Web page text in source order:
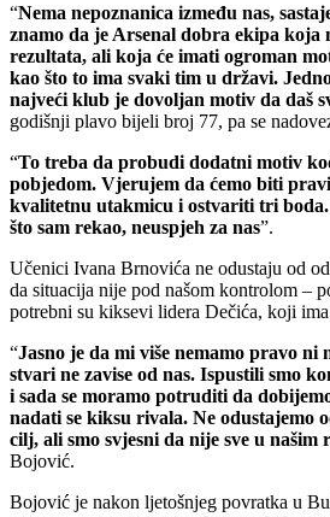
“Nema nepoznanica između nas,
znamo da je Arsenal dobra ekipa koja
rezultata, ali koja će imati ogroman
kao što to ima svaki tim u državi.
najveći klub je dovoljan motiv da daš
godišnji plavo bijeli broj 77, pa se
“To treba da probudi dodatni motiv
pobjedom. Vjerujem da ćemo biti
kvalitetnu utakmicu i ostvariti tri boda.
što sam rekao, neuspjeh za nas”.
Učenici Ivana Brnovića ne odustaju od
da situacija nije pod našom kontrolom –
potrebni su kiksevi lidera Dečića, koji
“Jasno je da mi više nemamo pravo ni
stvari ne zavise od nas. Ispustili smo
i sada se moramo potruditi da
nadati se kiksu rivala. Ne odustajemo
cilj, ali smo svjesni da nije sve u našim
Bojović.
Bojović je nakon ljetošnjeg povratka u